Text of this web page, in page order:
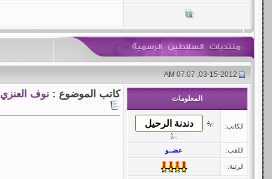
المعلومات
الكاتب:
اللقب: عضــو
الرتبة:
كاتب الموضوع : نوف العنزي